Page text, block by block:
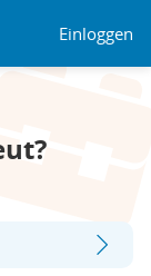
Einloggen